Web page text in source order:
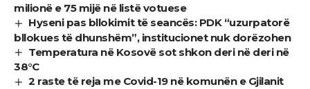
milionë e 75 mijë në listë votuese
Hyseni pas bllokimit të seancës: PDK “uzurpatorë
bllokues të dhunshëm”, institucionet nuk dorëzohen
Temperatura në Kosovë sot shkon deri në deri në
38°C
2 raste të reja me Covid-19 në komunën e Gjilanit